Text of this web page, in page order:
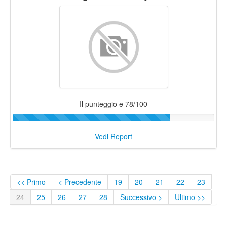
Il punteggio e 78/100
Vedi Report
<< Primo < Precedente 19 20 21 22
23
24
25 26 27 28 Successivo > Ultimo >>